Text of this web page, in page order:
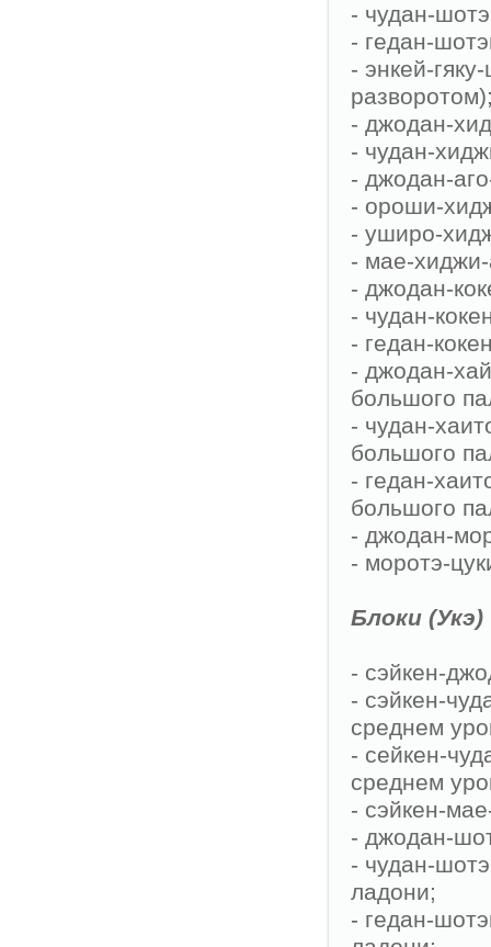
- чудан-
- гедан-
- энкей-
- джодан-
- чудан-
- джодан-
- ороши-
- уширо-
- мае-хиджи-
- джодан-
- чудан-
- гедан-
- джодан-
большого
- чудан-
большого
- гедан-
большого
- джодан-
- моротэ-
Блоки (Укэ)
- сэйкен-
- сэйкен-
среднем
- сейкен-
среднем
- сэйкен-
- джодан-
- чудан-
ладони;
- гедан-